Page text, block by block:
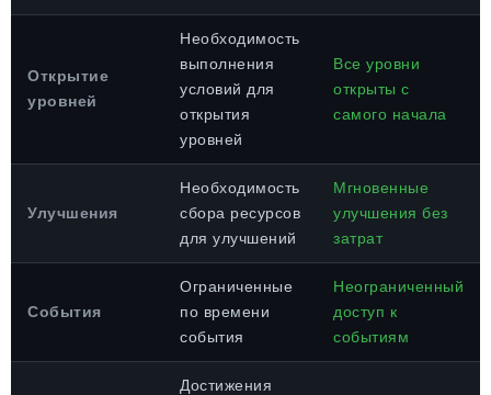
Открытие
уровней
Необходимость
выполнения
условий для
открытия
уровней
Все уровни
открыты с
самого начала
Улучшения
Необходимость
сбора ресурсов
для улучшений
Мгновенные
улучшения без
затрат
События
Ограниченные
по времени
события
Неограниченный
доступ к
событиям
Достижения